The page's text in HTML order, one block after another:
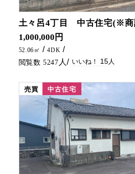
15
土々呂4丁目 中古住宅(※商
土々呂4丁目に中古住宅がでました(^^♪ 1年前にキッチンのリフォーム済みです(*^-^*) 借家としてのご活用等いかがでし
1,000,000円
52.06㎡ 4DK
5247 15
売買 中古住宅